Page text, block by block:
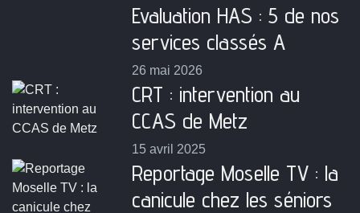
Evaluation HAS : 5 de nos
services classés A
26 mai 2026
CRT : intervention au
CCAS de Metz
15 avril 2025
Reportage Moselle TV : la
canicule chez les séniors